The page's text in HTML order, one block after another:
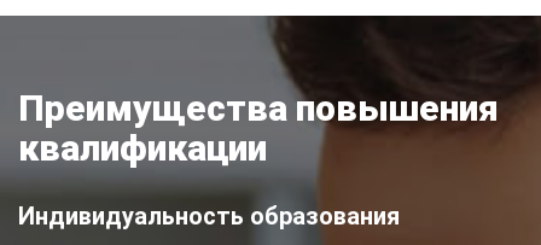
Преимущества повышения
квалификации
Индивидуальность образования